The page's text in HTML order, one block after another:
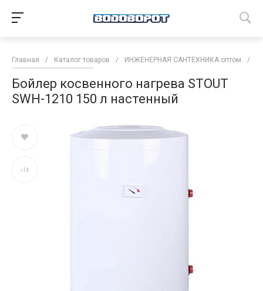
Главная / Каталог товаров / ИНЖЕНЕРНАЯ САНТЕХНИКА оптом /
Бойлер косвенного нагрева STOUT
SWH-1210 150 л настенный